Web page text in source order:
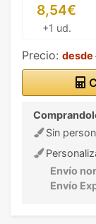
8,54€
+1 ud.
Precio: desde
Sin
Envío
Envío